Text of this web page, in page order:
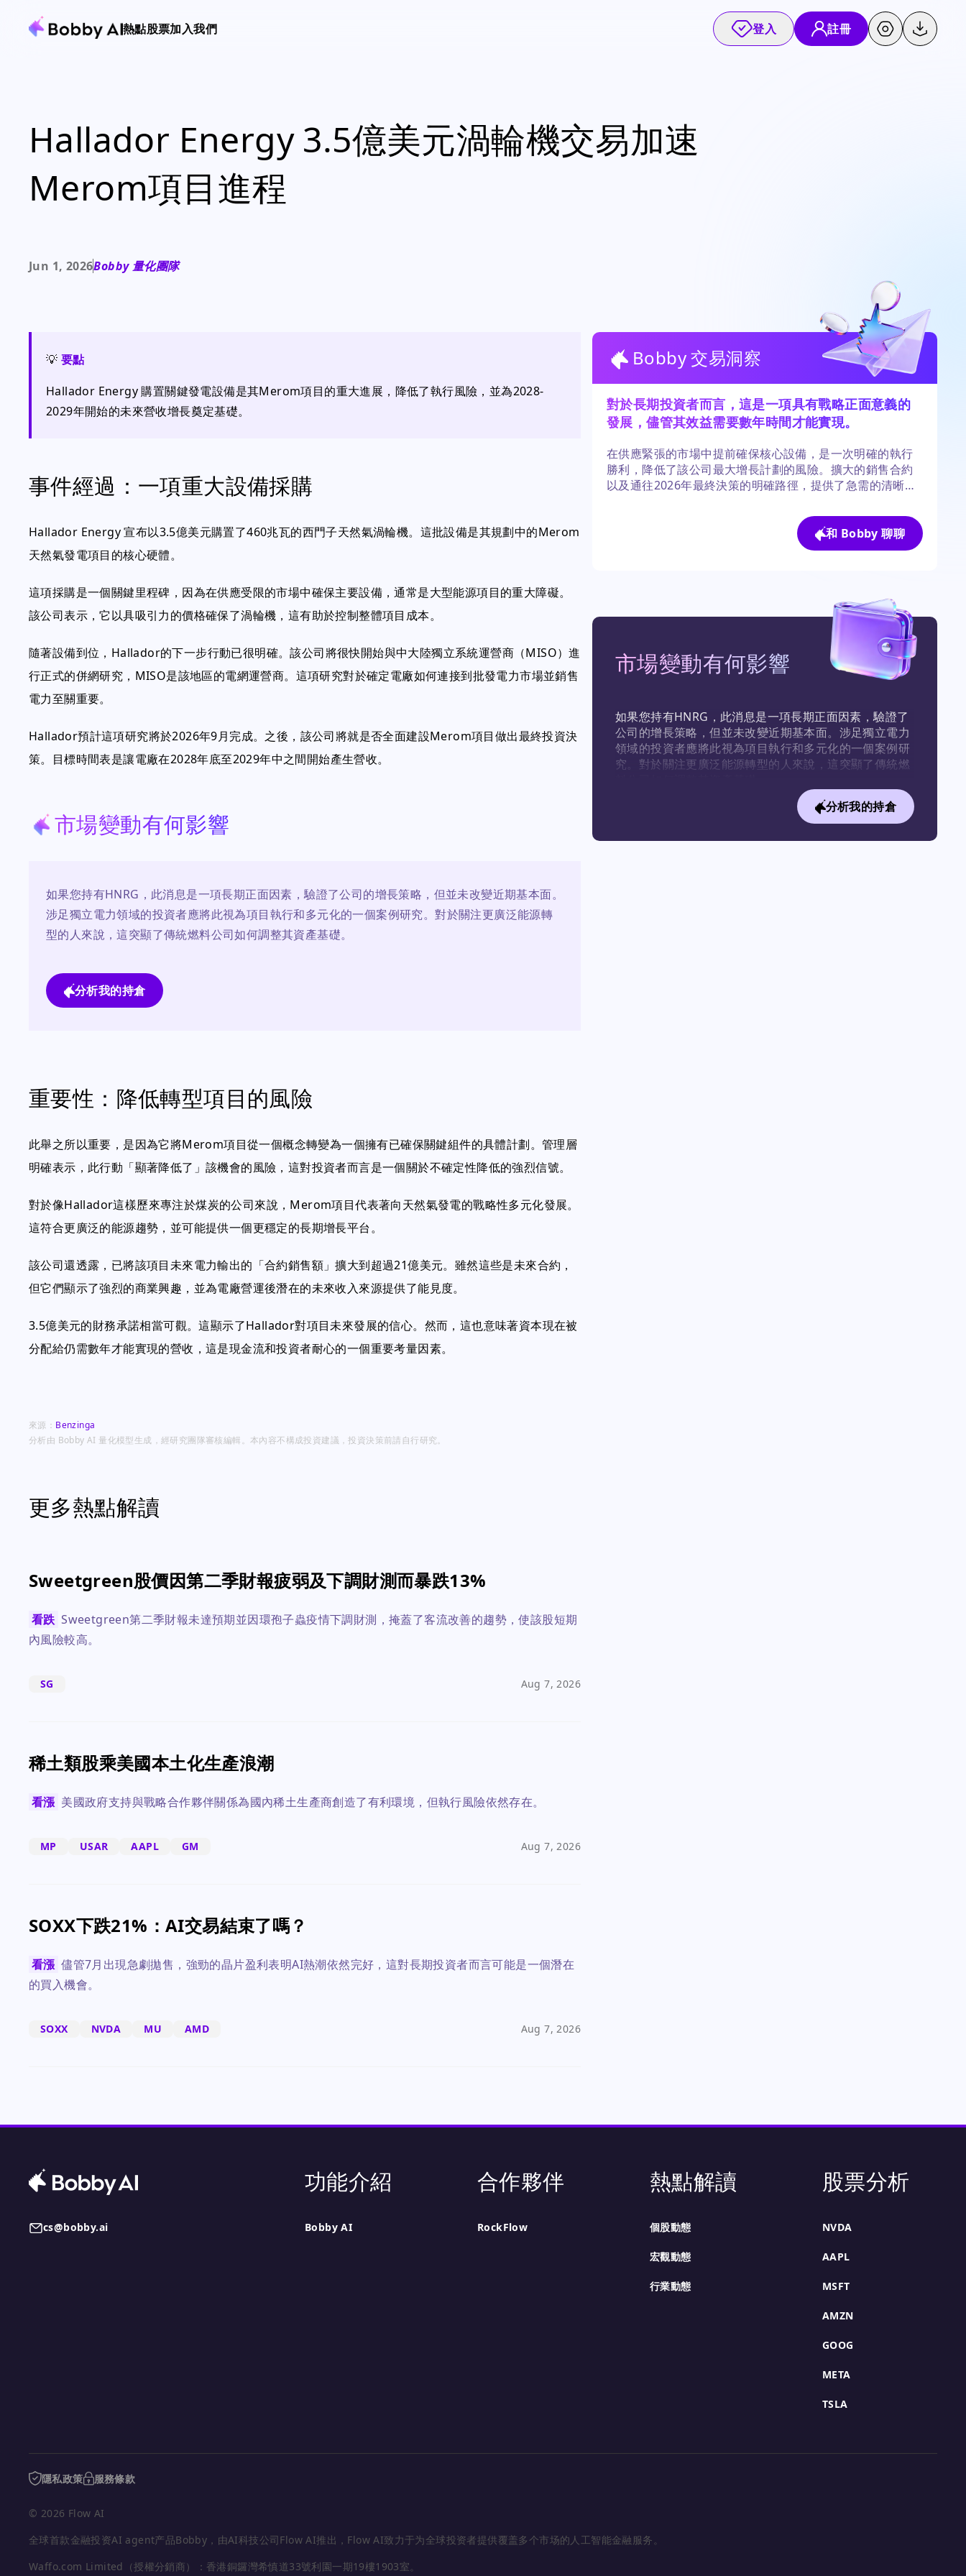
熱點股票加入我們 登入 註冊
Hallador Energy 3.5億美元渦輪機交易加速
Merom項目進程
Jun 1, 2026Bobby 量化團隊
💡 要點
Hallador Energy 購置關鍵發電設備是其Merom項目的重大進展，降低了執行風險，並為2028-
2029年開始的未來營收增長奠定基礎。
事件經過：一項重大設備採購
Hallador Energy 宣布以3.5億美元購置了460兆瓦的西門子天然氣渦輪機。這批設備是其規劃中的Merom
天然氣發電項目的核心硬體。
這項採購是一個關鍵里程碑，因為在供應受限的市場中確保主要設備，通常是大型能源項目的重大障礙。
該公司表示，它以具吸引力的價格確保了渦輪機，這有助於控制整體項目成本。
隨著設備到位，Hallador的下一步行動已很明確。該公司將很快開始與中大陸獨立系統運營商（MISO）進
行正式的併網研究，MISO是該地區的電網運營商。這項研究對於確定電廠如何連接到批發電力市場並銷售
電力至關重要。
Hallador預計這項研究將於2026年9月完成。之後，該公司將就是否全面建設Merom項目做出最終投資決
策。目標時間表是讓電廠在2028年底至2029年中之間開始產生營收。
市場變動有何影響
如果您持有HNRG，此消息是一項長期正面因素，驗證了公司的增長策略，但並未改變近期基本面。
涉足獨立電力領域的投資者應將此視為項目執行和多元化的一個案例研究。對於關注更廣泛能源轉
型的人來說，這突顯了傳統燃料公司如何調整其資產基礎。
分析我的持倉
重要性：降低轉型項目的風險
此舉之所以重要，是因為它將Merom項目從一個概念轉變為一個擁有已確保關鍵組件的具體計劃。管理層
明確表示，此行動「顯著降低了」該機會的風險，這對投資者而言是一個關於不確定性降低的強烈信號。
對於像Hallador這樣歷來專注於煤炭的公司來說，Merom項目代表著向天然氣發電的戰略性多元化發展。
這符合更廣泛的能源趨勢，並可能提供一個更穩定的長期增長平台。
該公司還透露，已將該項目未來電力輸出的「合約銷售額」擴大到超過21億美元。雖然這些是未來合約，
但它們顯示了強烈的商業興趣，並為電廠營運後潛在的未來收入來源提供了能見度。
3.5億美元的財務承諾相當可觀。這顯示了Hallador對項目未來發展的信心。然而，這也意味著資本現在被
分配給仍需數年才能實現的營收，這是現金流和投資者耐心的一個重要考量因素。
來源： Benzinga
分析由 Bobby AI 量化模型生成，經研究團隊審核編輯。本內容不構成投資建議，投資決策前請自行研究。
Bobby 交易洞察
對於長期投資者而言，這是一項具有戰略正面意義的
發展，儘管其效益需要數年時間才能實現。
在供應緊張的市場中提前確保核心設備，是一次明確的執行
勝利，降低了該公司最大增長計劃的風險。擴大的銷售合約
以及通往2026年最終決策的明確路徑，提供了急需的清晰
和 Bobby 聊聊
市場變動有何影響
如果您持有HNRG，此消息是一項長期正面因素，驗證了
公司的增長策略，但並未改變近期基本面。涉足獨立電力
領域的投資者應將此視為項目執行和多元化的一個案例研
究。對於關注更廣泛能源轉型的人來說，這突顯了傳統燃
分析我的持倉
更多熱點解讀
Sweetgreen股價因第二季財報疲弱及下調財測而暴跌13%
看跌 Sweetgreen第二季財報未達預期並因環孢子蟲疫情下調財測，掩蓋了客流改善的趨勢，使該股短期
內風險較高。
SG Aug 7, 2026
稀土類股乘美國本土化生產浪潮
看漲 美國政府支持與戰略合作夥伴關係為國內稀土生產商創造了有利環境，但執行風險依然存在。
MP USAR AAPL GM Aug 7, 2026
SOXX下跌21%：AI交易結束了嗎？
看漲 儘管7月出現急劇拋售，強勁的晶片盈利表明AI熱潮依然完好，這對長期投資者而言可能是一個潛在
的買入機會。
SOXX NVDA MU AMD Aug 7, 2026
cs@bobby.ai
功能介紹
Bobby AI
合作夥伴
RockFlow
熱點解讀
個股動態
宏觀動態
行業動態
股票分析
NVDA
AAPL
MSFT
AMZN
GOOG
META
TSLA
隱私政策 服務條款
© 2026 Flow AI
全球首款金融投资AI agent产品Bobby，由AI科技公司Flow AI推出，Flow AI致力于为全球投资者提供覆盖多个市场的人工智能金融服务。
Waffo.com Limited（授權分銷商）：香港銅鑼灣希慎道33號利園一期19樓1903室。